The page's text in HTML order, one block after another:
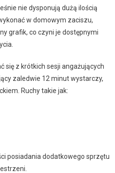
nie dysponują dużą ilością
w domowym zaciszu,
grafik, co czyni je dostępnymi
się z krótkich sesji angażujących
zaledwie 12 minut wystarczy,
Ruchy takie jak:
posiadania dodatkowego sprzętu